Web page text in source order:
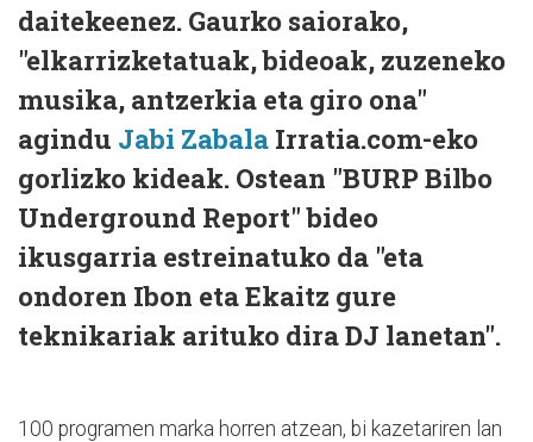
daitekeenez. Gaurko saiorako,
"elkarrizketatuak, bideoak, zuzeneko
musika, antzerkia eta giro ona"
agindu Jabi Zabala Irratia.com-eko
gorlizko kideak. Ostean "BURP Bilbo
Underground Report" bideo
ikusgarria estreinatuko da "eta
ondoren Ibon eta Ekaitz gure
teknikariak arituko dira DJ lanetan".
100 programen marka horren atzean, bi kazetariren lan